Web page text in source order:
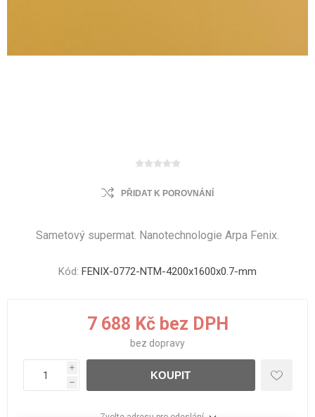
PŘIDAT K POROVNÁNÍ
Sametový supermat. Nanotechnologie Arpa Fenix.
Kód: FENIX-0772-NTM-4200x1600x0.7-mm
7 688 Kč bez DPH
bez dopravy
i
h
KOUPIT